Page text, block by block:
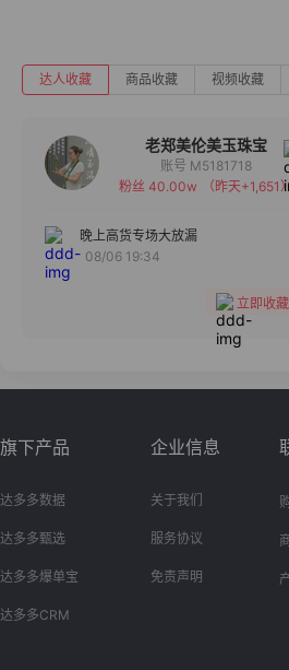
达人收藏 商品收藏 视频收藏
老郑美伦美玉珠宝
备注
分组
账号 M5181718
粉丝 40.00w
（昨天+1,651
晚上高货专场大放漏
08/06 19:34
立即收藏
旗下产品
达多多数据
达多多甄选
达多多爆单宝
达多多CRM
企业信息
关于我们
服务协议
免责声明